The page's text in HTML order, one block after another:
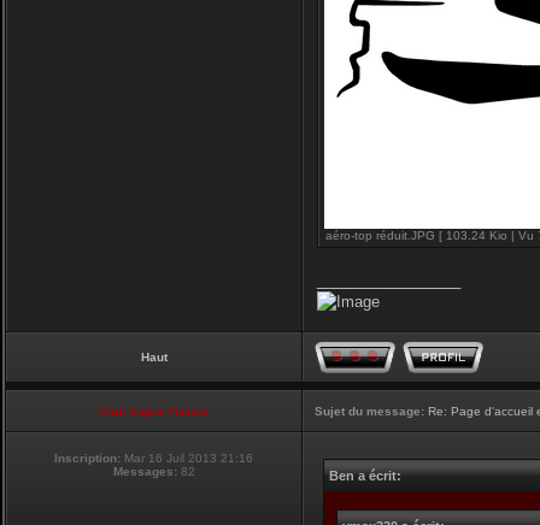
aéro-top réduit.JPG [ 103.24 Kio | Vu
Haut
Club Supra France Sujet du message: Re: Page d'accueil
Inscription: Mar 16 Juil 2013 21:16
Messages: 82 Ben a écrit: